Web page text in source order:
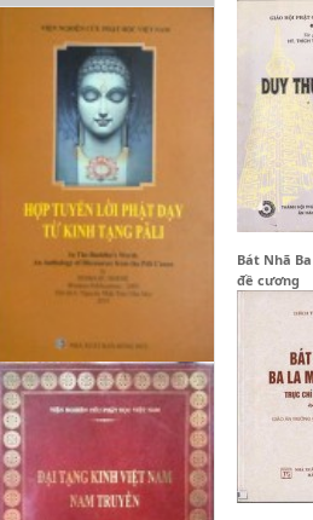
Bát Nhã
đề cương